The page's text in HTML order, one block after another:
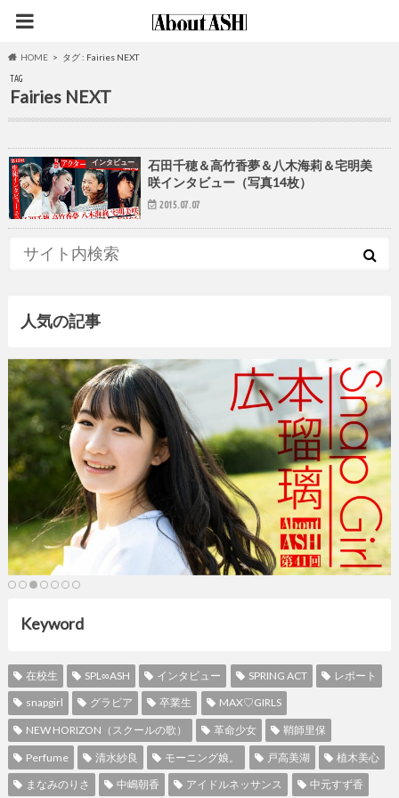
HOME タグ : Fairies NEXT
TAG
Fairies NEXT
インタビュー
石田千穂＆高竹香夢＆八木海莉＆宅明美
咲インタビュー（写真14枚）
2015.07.07
人気の記事
Keyword
在校生 SPL∞ASH インタビュー SPRING ACT レポート
snapgirl グラビア 卒業生 MAX♡GIRLS
NEW HORIZON（スクールの歌） 革命少女 鞘師里保
Perfume 清水紗良 モーニング娘。 戸高美湖 植木美心
まなみのりさ 中嶋朝香 アイドルネッサンス 中元すず香